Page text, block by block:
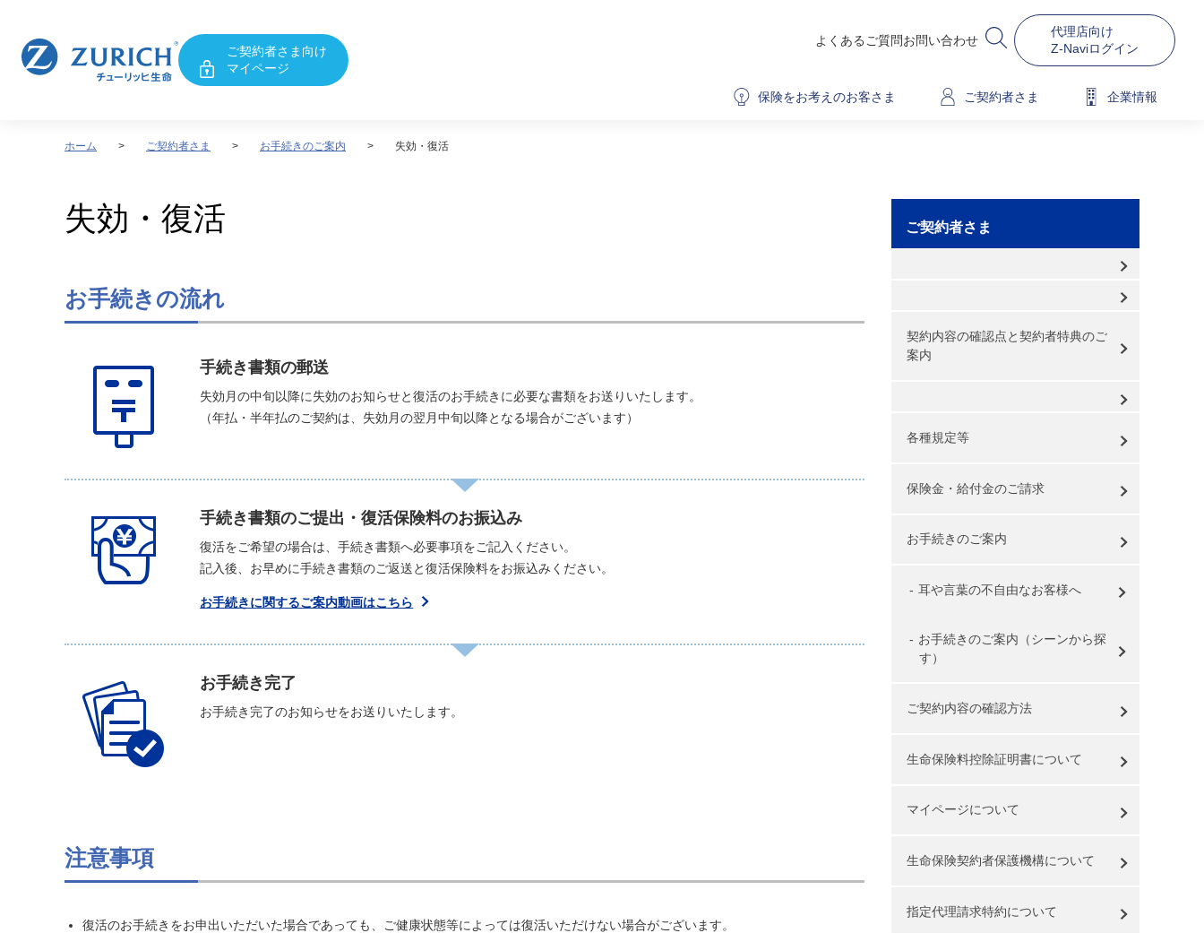
ご契約者さま向け
マイページ
よくあるご質問お問い合わせ
代理店向け
Z-Naviログイン
保険をお考えのお客さま ご契約者さま 企業情報
ホーム ご契約者さま お手続きのご案内 失効・復活
失効・復活
お手続きの流れ
手続き書類の郵送
失効月の中旬以降に失効のお知らせと復活のお手続きに必要な書類をお送りいたします。
（年払・半年払のご契約は、失効月の翌月中旬以降となる場合がございます）
手続き書類のご提出・復活保険料のお振込み
復活をご希望の場合は、手続き書類へ必要事項をご記入ください。
記入後、お早めに手続き書類のご返送と復活保険料をお振込みください。
お手続きに関するご案内動画はこちら
お手続き完了
お手続き完了のお知らせをお送りいたします。
注意事項
復活のお手続きをお申出いただいた場合であっても、ご健康状態等によっては復活いただけない場合がございます。
ご契約者さま
契約内容の確認点と契約者特典のご
案内
各種規定等
保険金・給付金のご請求
お手続きのご案内
耳や言葉の不自由なお客様へ
お手続きのご案内（シーンから探
す）
ご契約内容の確認方法
生命保険料控除証明書について
マイページについて
生命保険契約者保護機構について
指定代理請求特約について